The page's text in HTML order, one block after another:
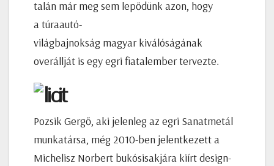
talán már meg sem lepődünk azon, hogy
a túraautó-
világbajnokság magyar kiválóságának
overállját is egy egri fiatalember tervezte.
Pozsik Gergő, aki jelenleg az egri Sanatmetál
munkatársa, még 2010-ben jelentkezett a
Michelisz Norbert bukósisakjára kiírt design-